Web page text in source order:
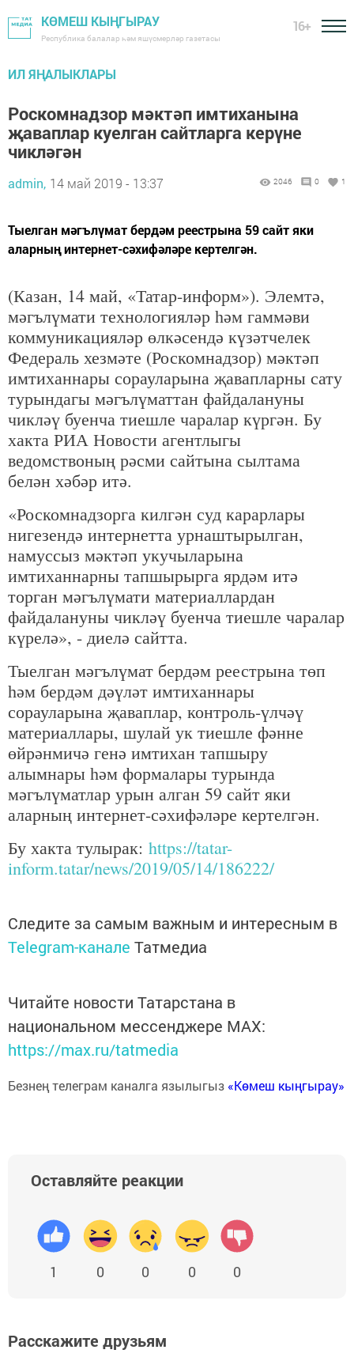
КӨМЕШ КЫҢГЫРАУ
Республика балалар һәм яшүсмерләр газетасы
16+
ИЛ ЯҢАЛЫКЛАРЫ
Роскомнадзор мәктәп имтиханына
җаваплар куелган сайтларга керүне
чикләгән
admin, 14 май 2019 - 13:37 2046 0 1
Тыелган мәгълүмат бердәм реестрына 59 сайт яки
аларның интернет-сәхифәләре кертелгән.
(Казан, 14 май, «Татар-информ»). Элемтә,
мәгълүмати технологияләр һәм гаммәви
коммуникацияләр өлкәсендә күзәтчелек
Федераль хезмәте (Роскомнадзор) мәктәп
имтиханнары сорауларына җавапларны сату
турындагы мәгълүматтан файдалануны
чикләү буенча тиешле чаралар күргән. Бу
хакта РИА Новости агентлыгы
ведомствоның рәсми сайтына сылтама
белән хәбәр итә.
«Роскомнадзорга килгән суд карарлары
нигезендә интернетта урнаштырылган,
намуссыз мәктәп укучыларына
имтиханнарны тапшырырга ярдәм итә
торган мәгълүмати материаллардан
файдалануны чикләү буенча тиешле чаралар
күрелә», - диелә сайтта.
Тыелган мәгълүмат бердәм реестрына төп
һәм бердәм дәүләт имтиханнары
сорауларына җаваплар, контроль-үлчәү
материаллары, шулай ук тиешле фәнне
өйрәнмичә генә имтихан тапшыру
алымнары һәм формалары турында
мәгълүматлар урын алган 59 сайт яки
аларның интернет-сәхифәләре кертелгән.
Бу хакта тулырак: https://tatar-
inform.tatar/news/2019/05/14/186222/
Следите за самым важным и интересным в
Telegram-канале Татмедиа
Читайте новости Татарстана в
национальном мессенджере MАХ:
https://max.ru/tatmedia
Безнең телеграм каналга язылыгыз «Көмеш кыңгырау»
Оставляйте реакции
1 0 0 0 0
Расскажите друзьям